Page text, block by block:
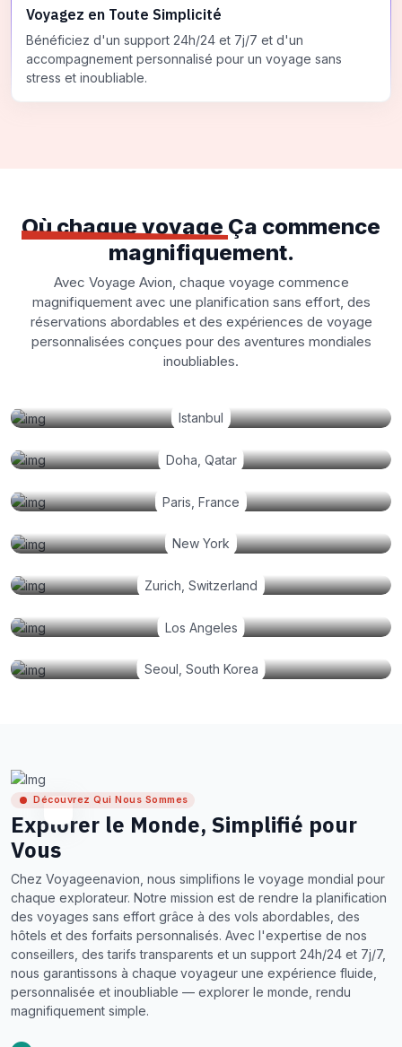
Voyagez en Toute Simplicité
Bénéficiez d'un support 24h/24 et 7j/7 et d'un
accompagnement personnalisé pour un voyage sans
stress et inoubliable.
Où chaque voyage Ça commence
magnifiquement.
Avec Voyage Avion, chaque voyage commence
magnifiquement avec une planification sans effort, des
réservations abordables et des expériences de voyage
personnalisées conçues pour des aventures mondiales
inoubliables.
Istanbul
Doha, Qatar
Paris, France
New York
Zurich, Switzerland
Los Angeles
Seoul, South Korea
Découvrez Qui Nous Sommes
Explorer le Monde, Simplifié pour
Vous
Chez Voyageenavion, nous simplifions le voyage mondial pour
chaque explorateur. Notre mission est de rendre la planification
des voyages sans effort grâce à des vols abordables, des
hôtels et des forfaits personnalisés. Avec l'expertise de nos
conseillers, des tarifs transparents et un support 24h/24 et 7j/7,
nous garantissons à chaque voyageur une expérience fluide,
personnalisée et inoubliable — explorer le monde, rendu
magnifiquement simple.